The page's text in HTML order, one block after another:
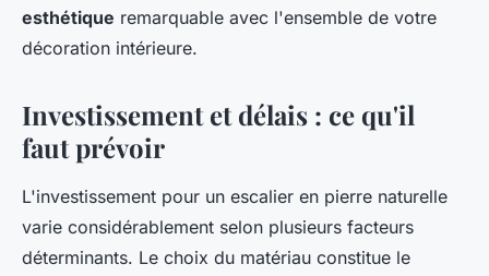
esthétique remarquable avec l'ensemble de votre
décoration intérieure.
Investissement et délais : ce qu'il
faut prévoir
L'investissement pour un escalier en pierre naturelle
varie considérablement selon plusieurs facteurs
déterminants. Le choix du matériau constitue le